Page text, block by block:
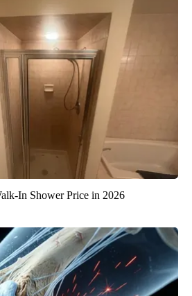
In Shower Price in 2026